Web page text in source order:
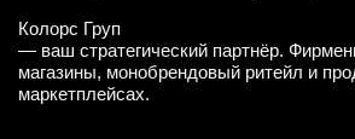
Колорс Груп
— ваш стратегический партнёр.
магазины, монобрендовый ритейл и
маркетплейсах.